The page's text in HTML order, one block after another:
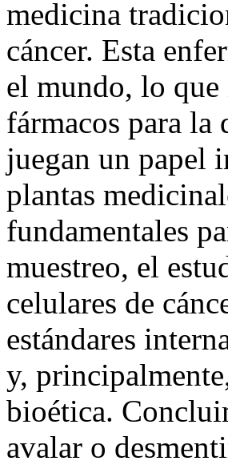
medicina
cáncer. Esta
el mundo, lo que
fármacos para
juegan un papel
plantas
fundamentales
muestreo, el
celulares de
estándares
y,
bioética.
avalar o